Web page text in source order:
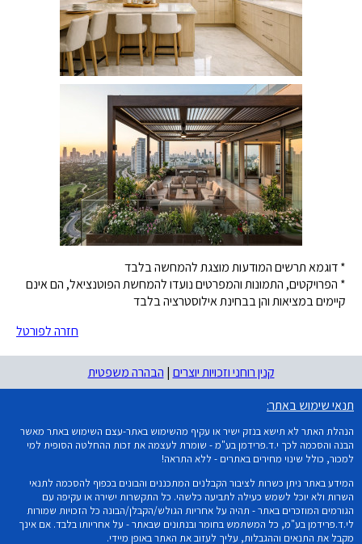
* דוגמא תרשים המודעות מוצגת להמחשה בלבד
* הפרויקטים, התמונות והמפרטים נועדו להמחשת הפוטנציאל, הם אינם
קיימים במציאות והן בבחינת אילוסטרציה בלבד
חזרה לפורטל
קנין רוחני וזכויות יוצרים | הבהרה משפטית
תנאי שימוש באתר:
הנהלת האתר לא תישא בנזק ישיר או עקיף מהשימוש באתר-עצם השימוש באתר מאשר
הבנה והסכמה לכך י.ד.פרידמן בע"מ - שומרת לעצמה את זכות ההחלטה הסופית למי
למכור, כולל שינוי מחירים באתרים - ללא התראה!
המידע באתר ניתן כשרות לציבור הקבלנים המתכננים והבונים בכפוף להסכמה לתנאי
השרות ולא יוכל לשמש כעילה לתביעה כלשהי. כל התקשרות ישירה או עקיפה עם
הגורמים המוזכרים באתר - תהיה על אחריות הגולש/הקבלן/הבונה כל הזכויות שמורות
לי.ד.פרידמן בע"מ, כל המשתמש בחומר ובנתונים שבאתר - על אחריותו בלבד. אם אינך
מקבל את התנאים וההגבלות, עליך לעזוב את האתר באופן מיידי.